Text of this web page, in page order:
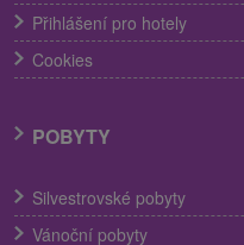
Přihlášení pro hotely
Cookies
POBYTY
Silvestrovské pobyty
Vánoční pobyty